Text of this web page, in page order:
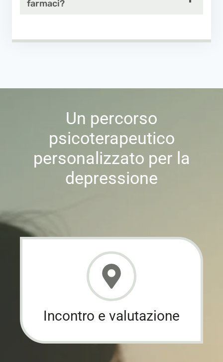
farmaci?
Un percorso
psicoterapeutico
personalizzato per la
depressione
Incontro e valutazione